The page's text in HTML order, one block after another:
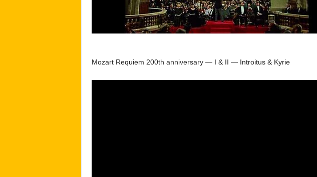
Mozart Requiem 200th anniversary — I & II — Introitus & Kyrie